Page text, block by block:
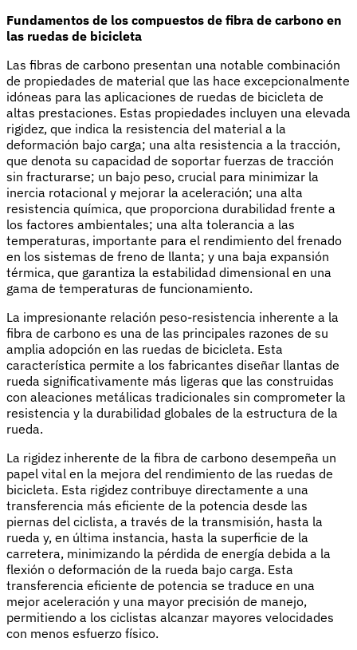
Fundamentos de los compuestos de fibra de carbono en
las ruedas de bicicleta
Las fibras de carbono presentan una notable combinación
de propiedades de material que las hace excepcionalmente
idóneas para las aplicaciones de ruedas de bicicleta de
altas prestaciones. Estas propiedades incluyen una elevada
rigidez, que indica la resistencia del material a la
deformación bajo carga; una alta resistencia a la tracción,
que denota su capacidad de soportar fuerzas de tracción
sin fracturarse; un bajo peso, crucial para minimizar la
inercia rotacional y mejorar la aceleración; una alta
resistencia química, que proporciona durabilidad frente a
los factores ambientales; una alta tolerancia a las
temperaturas, importante para el rendimiento del frenado
en los sistemas de freno de llanta; y una baja expansión
térmica, que garantiza la estabilidad dimensional en una
gama de temperaturas de funcionamiento.
La impresionante relación peso-resistencia inherente a la
fibra de carbono es una de las principales razones de su
amplia adopción en las ruedas de bicicleta. Esta
característica permite a los fabricantes diseñar llantas de
rueda significativamente más ligeras que las construidas
con aleaciones metálicas tradicionales sin comprometer la
resistencia y la durabilidad globales de la estructura de la
rueda.
La rigidez inherente de la fibra de carbono desempeña un
papel vital en la mejora del rendimiento de las ruedas de
bicicleta. Esta rigidez contribuye directamente a una
transferencia más eficiente de la potencia desde las
piernas del ciclista, a través de la transmisión, hasta la
rueda y, en última instancia, hasta la superficie de la
carretera, minimizando la pérdida de energía debida a la
flexión o deformación de la rueda bajo carga. Esta
transferencia eficiente de potencia se traduce en una
mejor aceleración y una mayor precisión de manejo,
permitiendo a los ciclistas alcanzar mayores velocidades
con menos esfuerzo físico.